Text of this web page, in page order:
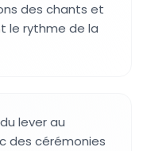
des chants et
le rythme de la
lever au
des cérémonies